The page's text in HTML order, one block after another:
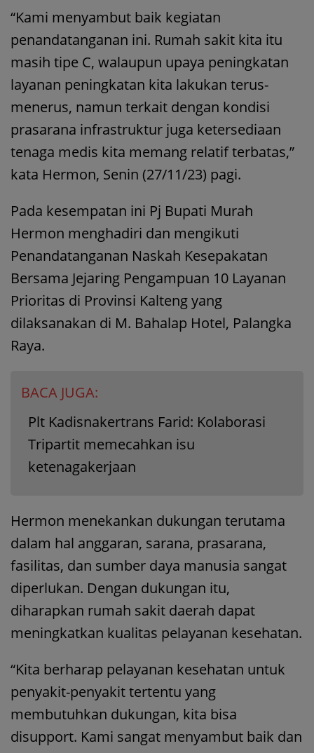
“Kami menyambut baik kegiatan
penandatanganan ini. Rumah sakit kita itu
masih tipe C, walaupun upaya peningkatan
layanan peningkatan kita lakukan terus-
menerus, namun terkait dengan kondisi
prasarana infrastruktur juga ketersediaan
tenaga medis kita memang relatif terbatas,”
kata Hermon, Senin (27/11/23) pagi.
Pada kesempatan ini Pj Bupati Murah
Hermon menghadiri dan mengikuti
Penandatanganan Naskah Kesepakatan
Bersama Jejaring Pengampuan 10 Layanan
Prioritas di Provinsi Kalteng yang
dilaksanakan di M. Bahalap Hotel, Palangka
Raya.
BACA JUGA:
Plt Kadisnakertrans Farid: Kolaborasi
Tripartit memecahkan isu
ketenagakerjaan
Hermon menekankan dukungan terutama
dalam hal anggaran, sarana, prasarana,
fasilitas, dan sumber daya manusia sangat
diperlukan. Dengan dukungan itu,
diharapkan rumah sakit daerah dapat
meningkatkan kualitas pelayanan kesehatan.
“Kita berharap pelayanan kesehatan untuk
penyakit-penyakit tertentu yang
membutuhkan dukungan, kita bisa
disupport. Kami sangat menyambut baik dan